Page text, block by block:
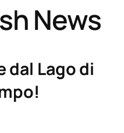
News
dal Lago di